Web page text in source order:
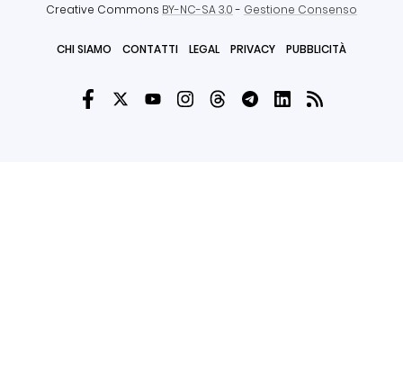
Creative Commons BY-NC-SA 3.0- Gestione Consenso
CHI SIAMO CONTATTI LEGAL PRIVACY PUBBLICITÀ